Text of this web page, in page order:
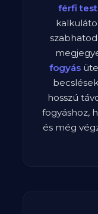
férfi
fogyás
hosszú
fogyáshoz,
és még